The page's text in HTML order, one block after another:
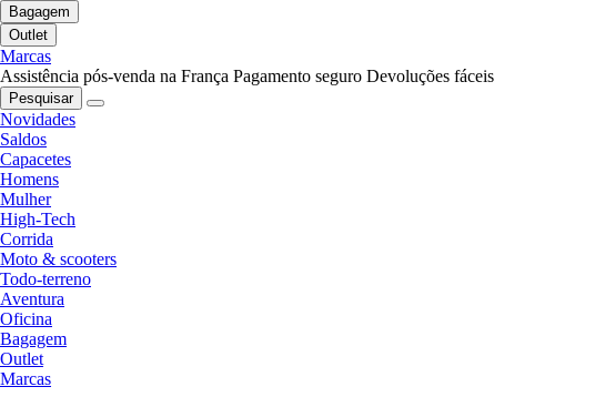
Bagagem
Outlet
Marcas
Assistência pós-venda na França Pagamento seguro Devoluções fáceis
Pesquisar
Novidades
Saldos
Capacetes
Homens
Mulher
High-Tech
Corrida
Moto & scooters
Todo-terreno
Aventura
Oficina
Bagagem
Outlet
Marcas